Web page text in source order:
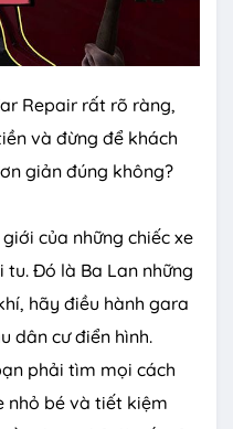
Repair rất rõ ràng,
và đừng để khách
giản đúng không?
của những chiếc xe
tu. Đó là Ba Lan những
hãy điều hành gara
dân cư điển hình.
phải tìm mọi cách
nhỏ bé và tiết kiệm